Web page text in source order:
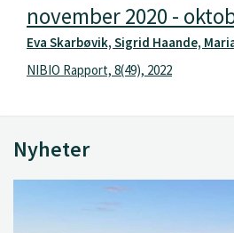
november 2020 -
Eva Skarbøvik, Sigrid Haande,
NIBIO Rapport, 8(49), 2022
Nyheter